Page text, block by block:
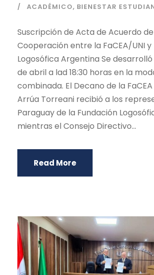
ACADÉMICO, BIENESTAR
Suscripción de Acta de Acuerdo de
Cooperación entre la FaCEA/UNI y
Logosófica Argentina Se
de abril a lad 18:30 horas en la
combinada. El Decano de la FaCEA
Arrúa Torreani recibió a los
Paraguay de la Fundación
mientras el Consejo Directivo...
Read More